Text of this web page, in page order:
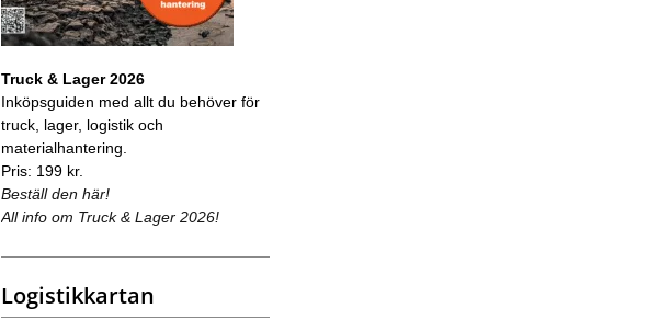
Truck & Lager 2026
Inköpsguiden med allt du behöver för
truck, lager, logistik och
materialhantering.
Pris: 199 kr.
Beställ den här!
All info om Truck & Lager 2026!
Logistikkartan